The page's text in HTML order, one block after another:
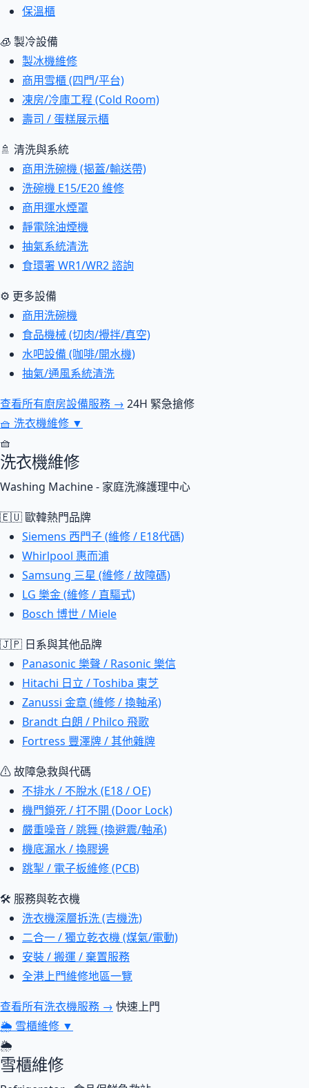
保溫櫃
🧊 製冷設備
製冰機維修
商用雪櫃 (四門/平台)
凍房/冷庫工程 (Cold Room)
壽司 / 蛋糕展示櫃
🚿 清洗與系統
商用洗碗機 (揭蓋/輸送帶)
洗碗機 E15/E20 維修
商用運水煙罩
靜電除油煙機
抽氣系統清洗
食環署 WR1/WR2 諮詢
⚙ 更多設備
商用洗碗機
食品機械 (切肉/攪拌/真空)
水吧設備 (咖啡/開水機)
抽氣/通風系統清洗
查看所有廚房設備服務 → 24H 緊急搶修
🧺 洗衣機維修 ▼
🧺
洗衣機維修
Washing Machine - 家庭洗滌護理中心
🇪🇺 歐韓熱門品牌
Siemens 西門子 (維修 / E18代碼)
Whirlpool 惠而浦
Samsung 三星 (維修 / 故障碼)
LG 樂金 (維修 / 直驅式)
Bosch 博世 / Miele
🇯🇵 日系與其他品牌
Panasonic 樂聲 / Rasonic 樂信
Hitachi 日立 / Toshiba 東芝
Zanussi 金章 (維修 / 換軸承)
Brandt 白朗 / Philco 飛歌
Fortress 豐澤牌 / 其他雜牌
⚠ 故障急救與代碼
不排水 / 不脫水 (E18 / OE)
機門鎖死 / 打不開 (Door Lock)
嚴重噪音 / 跳舞 (換避震/軸承)
機底漏水 / 換膠邊
跳掣 / 電子板維修 (PCB)
🛠 服務與乾衣機
洗衣機深層拆洗 (吉機洗)
二合一 / 獨立乾衣機 (煤氣/電動)
安裝 / 搬運 / 棄置服務
全港上門維修地區一覽
查看所有洗衣機服務 → 快速上門
🌦 雪櫃維修 ▼
🌦
雪櫃維修